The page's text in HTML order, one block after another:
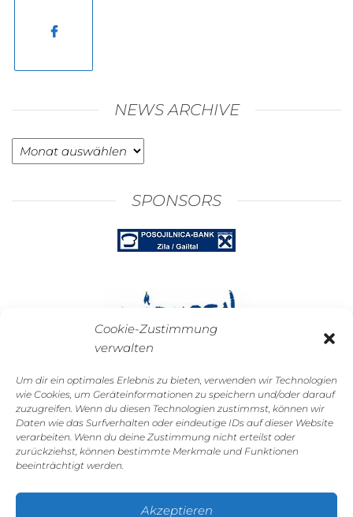
Cookie-Zustimmung
verwalten
Um dir ein optimales Erlebnis zu bieten, verwenden wir Technologien
wie Cookies, um Geräteinformationen zu speichern und/oder darauf
zuzugreifen. Wenn du diesen Technologien zustimmst, können wir
Daten wie das Surfverhalten oder eindeutige IDs auf dieser Website
verarbeiten. Wenn du deine Zustimmung nicht erteilst oder
zurückziehst, können bestimmte Merkmale und Funktionen
beeinträchtigt werden.
Akzeptieren
NEWS ARCHIVE
News
Archive
SPONSORS
GALERIE